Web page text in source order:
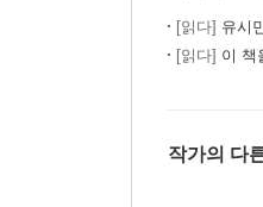
- 정치의 위대함
- 슬픔과 노여움
- 이반 데니소
[읽다] 유시
[읽다] 이 책
작가의 다